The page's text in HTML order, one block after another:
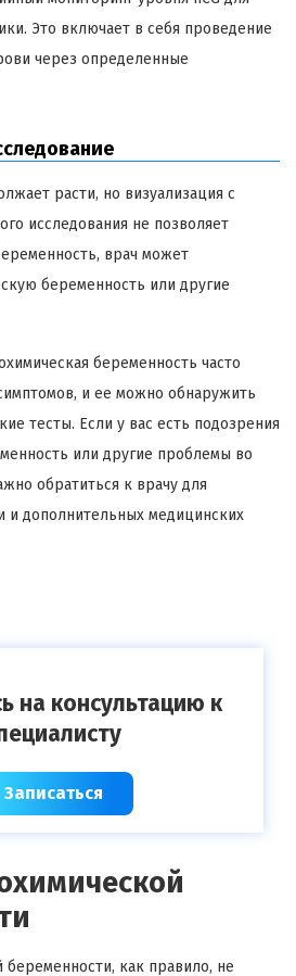
Это включает в себя проведение
через определенные
расти, но визуализация с
исследования не позволяет
врач может
беременность или другие
беременность часто
и ее можно обнаружить
тесты. Если у вас есть подозрения
или другие проблемы во
обратиться к врачу для
и дополнительных медицинских
на консультацию к
Записаться
как правило, не